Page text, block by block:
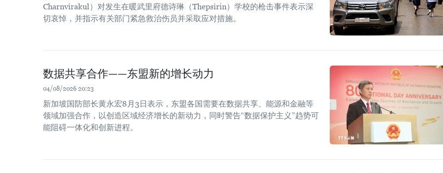
Charnvirakul）对发生在暖武里府德诗琳（Thepsirin）学校的枪击事件表示深
切哀悼，并指示有关部门紧急救治伤员并采取应对措施。
数据共享合作——东盟新的增长动力
04/08/2026 20:23
新加坡国防部长黄永宏8月3日表示，东盟各国需要在数据共享、能源和金融等
领域加强合作，以创造区域经济增长的新动力，同时警告“数据保护主义”趋势可
能阻碍一体化和创新进程。